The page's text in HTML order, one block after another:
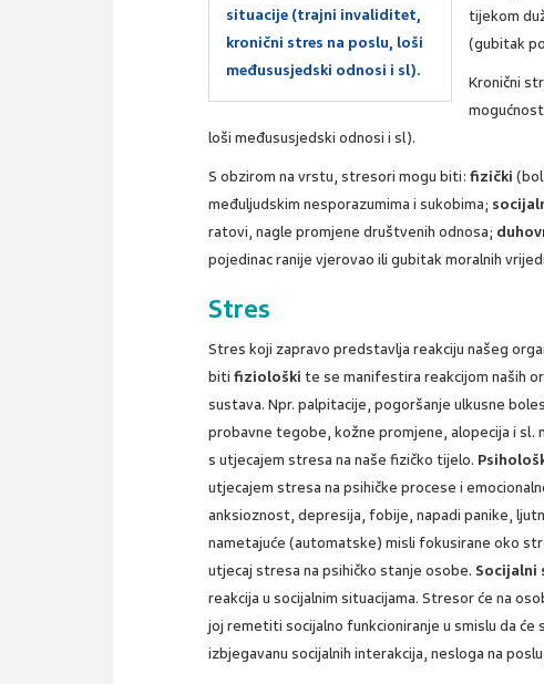
situacije (trajni invaliditet,
kronični stres na poslu, loši
međususjedski odnosi i sl).
tijekom
(gubitak
Kronični
loši međususjedski odnosi i sl).
S obzirom na vrstu, stresori mogu biti: fizički
međuljudskim nesporazumima i sukobima;
ratovi, nagle promjene društvenih odnosa;
pojedinac ranije vjerovao ili gubitak moralnih
Stres
Stres koji zapravo predstavlja reakciju našeg
bitifiziološki te se manifestira reakcijom naših
sustava. Npr. palpitacije, pogoršanje ulkusne
probavne tegobe, kožne promjene, alopecija i sl.
s utjecajem stresa na naše fizičko tijelo.
utjecajem stresa na psihičke procese i
anksioznost, depresija, fobije, napadi panike,
nametajuće (automatske) misli fokusirane oko
utjecaj stresa na psihičko stanje osobe. Socijalni
reakcija u socijalnim situacijama. Stresor će na
joj remetiti socijalno funkcioniranje u smislu da
izbjegavanu socijalnih interakcija, nesloga na